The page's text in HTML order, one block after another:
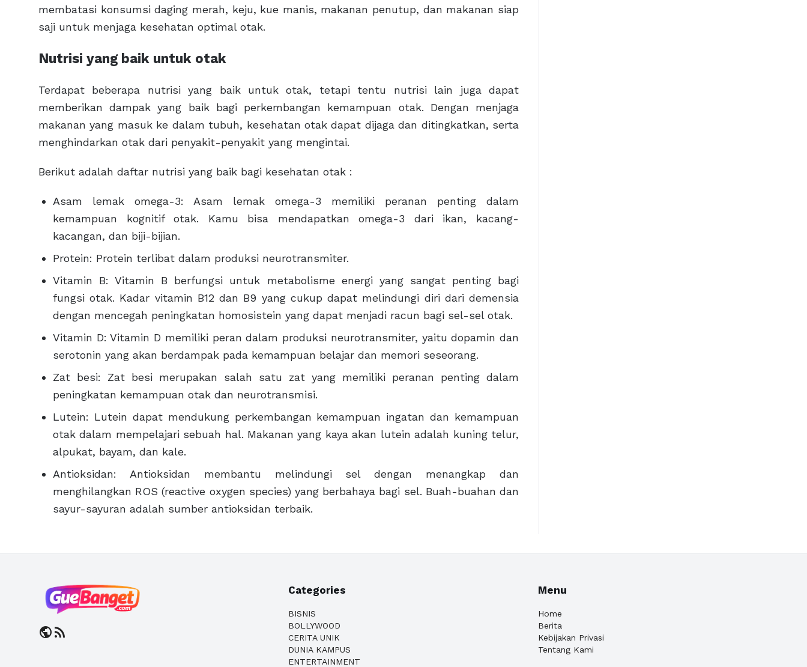
membatasi konsumsi daging merah, keju, kue manis, makanan penutup, dan makanan siap
saji untuk menjaga kesehatan optimal otak.
Nutrisi yang baik untuk otak
Terdapat beberapa nutrisi yang baik untuk otak, tetapi tentu nutrisi lain juga dapat
memberikan dampak yang baik bagi perkembangan kemampuan otak. Dengan menjaga
makanan yang masuk ke dalam tubuh, kesehatan otak dapat dijaga dan ditingkatkan, serta
menghindarkan otak dari penyakit-penyakit yang mengintai.
Berikut adalah daftar nutrisi yang baik bagi kesehatan otak :
Asam lemak omega-3: Asam lemak omega-3 memiliki peranan penting dalam
kemampuan kognitif otak. Kamu bisa mendapatkan omega-3 dari ikan, kacang-
kacangan, dan biji-bijian.
Protein: Protein terlibat dalam produksi neurotransmiter.
Vitamin B: Vitamin B berfungsi untuk metabolisme energi yang sangat penting bagi
fungsi otak. Kadar vitamin B12 dan B9 yang cukup dapat melindungi diri dari demensia
dengan mencegah peningkatan homosistein yang dapat menjadi racun bagi sel-sel otak.
Vitamin D: Vitamin D memiliki peran dalam produksi neurotransmiter, yaitu dopamin dan
serotonin yang akan berdampak pada kemampuan belajar dan memori seseorang.
Zat besi: Zat besi merupakan salah satu zat yang memiliki peranan penting dalam
peningkatan kemampuan otak dan neurotransmisi.
Lutein: Lutein dapat mendukung perkembangan kemampuan ingatan dan kemampuan
otak dalam mempelajari sebuah hal. Makanan yang kaya akan lutein adalah kuning telur,
alpukat, bayam, dan kale.
Antioksidan: Antioksidan membantu melindungi sel dengan menangkap dan
menghilangkan ROS (reactive oxygen species) yang berbahaya bagi sel. Buah-buahan dan
sayur-sayuran adalah sumber antioksidan terbaik.
publicrss_feed
Categories
BISNIS
BOLLYWOOD
CERITA UNIK
DUNIA KAMPUS
ENTERTAINMENT
Menu
Home
Berita
Kebijakan Privasi
Tentang Kami